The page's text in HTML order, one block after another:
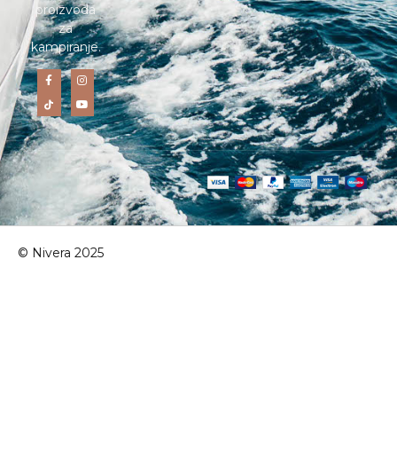
proizvoda
za
kampiranje.
© Nivera 2025